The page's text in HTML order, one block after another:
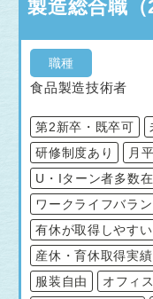
製造総合職（
職種
食品製造技術者
第2新卒・既卒可
研修制度あり
月
U・Iターン者多数
ワークライフバラ
有休が取得しやすい
産休・育休取得実績
服装自由
オフィ